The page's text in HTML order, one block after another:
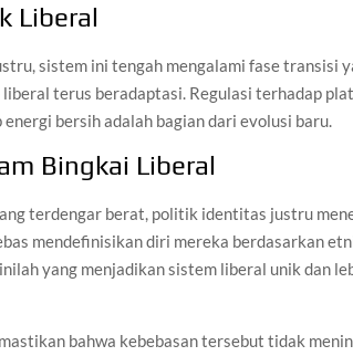
Liberal
sistem ini tengah mengalami fase transisi
terus beradaptasi. Regulasi terhadap
bersih adalah bagian dari evolusi baru.
Bingkai Liberal
terdengar berat, politik identitas justru
mendefinisikan diri mereka berdasarkan
yang menjadikan sistem liberal unik dan
bahwa kebebasan tersebut tidak